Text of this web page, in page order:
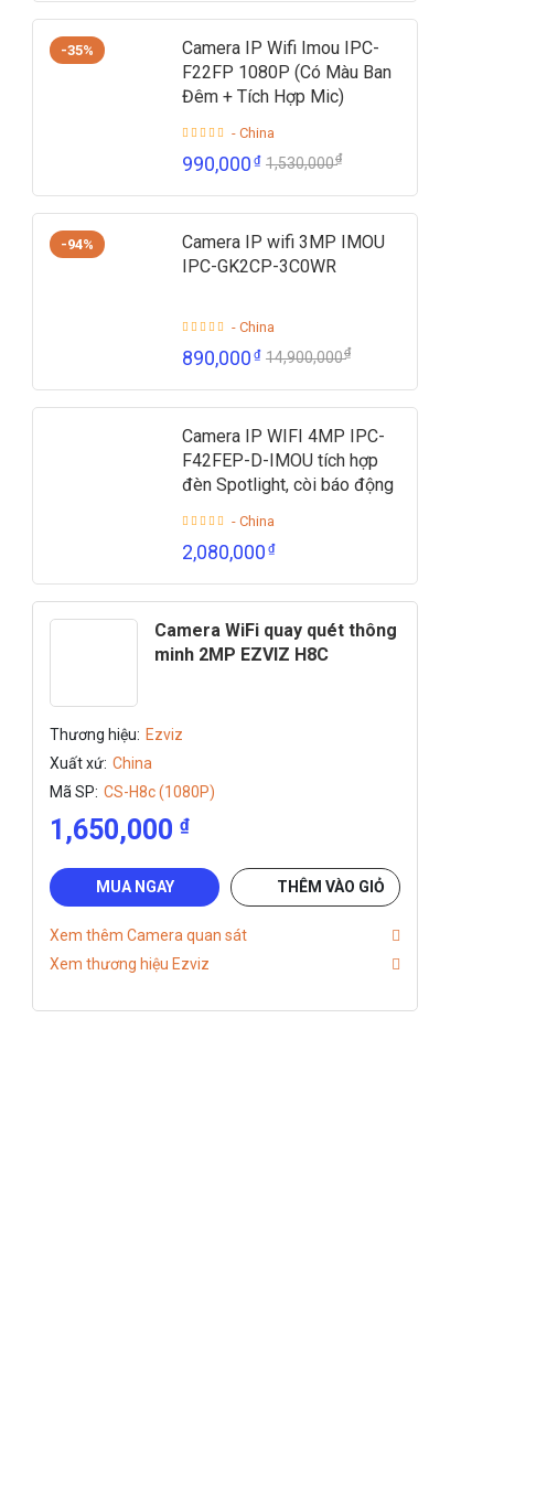
-35%
Camera IP Wifi Imou IPC-
F22FP 1080P (Có Màu Ban
Đêm + Tích Hợp Mic)
- China
990,000₫ 1,530,000₫
-94%
Camera IP wifi 3MP IMOU
IPC-GK2CP-3C0WR
- China
890,000₫ 14,900,000₫
Camera IP WIFI 4MP IPC-
F42FEP-D-IMOU tích hợp
đèn Spotlight, còi báo động
- China
2,080,000₫
Camera WiFi quay quét thông
minh 2MP EZVIZ H8C
Thương hiệu: Ezviz
Xuất xứ: China
Mã SP: CS-H8c (1080P)
1,650,000 ₫
MUA NGAY THÊM VÀO GIỎ
Xem thêm Camera quan sát
Xem thương hiệu Ezviz